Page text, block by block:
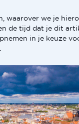
waarover we je
de tijd dat je dit
in je keuze